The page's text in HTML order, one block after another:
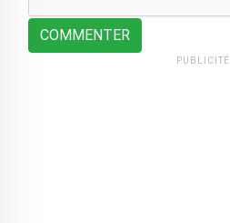
COMMENTER
PUBLICITÉ